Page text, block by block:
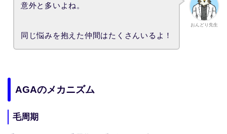
おんどり先生
意外と多いよね。
同じ悩みを抱えた仲間はたくさんいるよ！
AGAのメカニズム
毛周期